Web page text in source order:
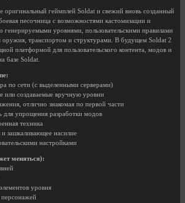
оригинальный геймплей Soldat и свежий вновь созданный
песочница с возможностями кастомизации и
уровнями, пользовательскими правилами
транспортом и структурами. В будущем Soldat 2
платформой для пользовательского контента, модов и
базе Soldat.
по сети (с выделенными серверами)
или создаваемые вручную уровни
отлично знакомая по первой части
для упрощения разработки модов
техника
и зашкаливающее насилие
настройками
меняться):
уровня
персонажей